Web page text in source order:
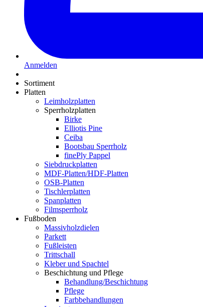
Anmelden
Sortiment
Platten
Leimholzplatten
Sperrholzplatten
Birke
Elliotis Pine
Ceiba
Bootsbau Sperrholz
finePly Pappel
Siebdruckplatten
MDF-Platten/HDF-Platten
OSB-Platten
Tischlerplatten
Spanplatten
Filmsperrholz
Fußboden
Massivholzdielen
Parkett
Fußleisten
Trittschall
Kleber und Spachtel
Beschichtung und Pflege
Behandlung/Beschichtung
Pflege
Farbbehandlungen